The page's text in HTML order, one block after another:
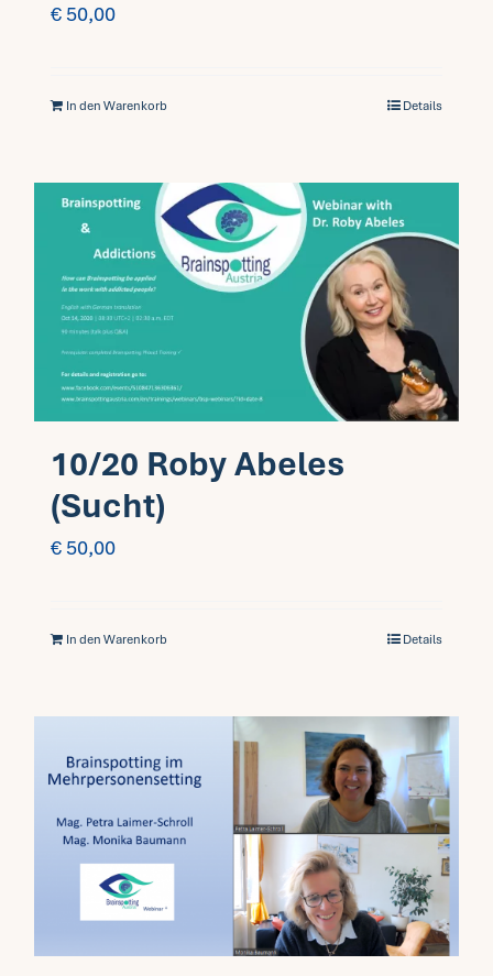
€ 50,00
In den Warenkorb Details
10/20 Roby Abeles
(Sucht)
€ 50,00
In den Warenkorb Details